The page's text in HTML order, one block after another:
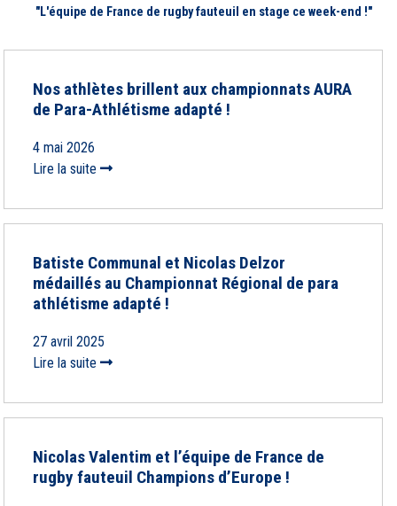
"L'équipe de France de rugby fauteuil en stage ce week-end !"
Nos athlètes brillent aux championnats AURA
de Para-Athlétisme adapté !
4 mai 2026
Lire la suite
Batiste Communal et Nicolas Delzor
médaillés au Championnat Régional de para
athlétisme adapté !
27 avril 2025
Lire la suite
Nicolas Valentim et l’équipe de France de
rugby fauteuil Champions d’Europe !